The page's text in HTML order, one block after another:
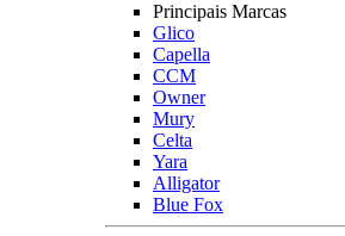
Principais Marcas
Glico
Capella
CCM
Owner
Mury
Celta
Yara
Alligator
Blue Fox